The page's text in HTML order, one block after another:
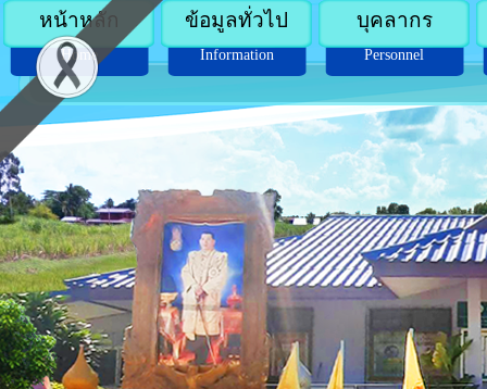
หน้าหลัก
Home
ข้อมูลทั่วไป
Information
บุคลากร
Personnel